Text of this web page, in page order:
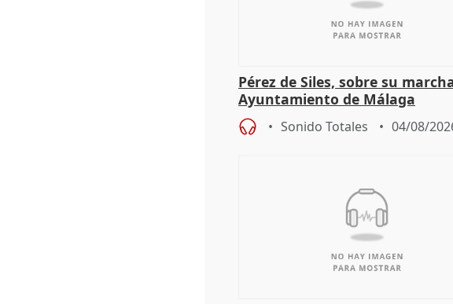
Pérez de Siles, sobre su
Ayuntamiento de Málaga
Sonido Totales 04/08/